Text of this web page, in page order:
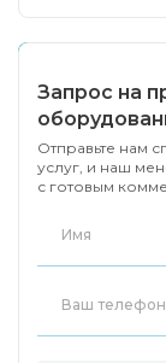
Запрос на
Отправьте нам
услуг, и наш
с готовым